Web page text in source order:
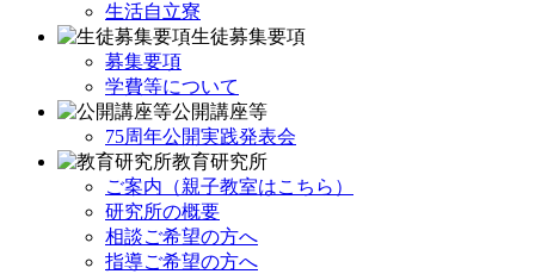
生活自立寮
生徒募集要項
募集要項
学費等について
公開講座等
75周年公開実践発表会
教育研究所
ご案内（親子教室はこちら）
研究所の概要
相談ご希望の方へ
指導ご希望の方へ